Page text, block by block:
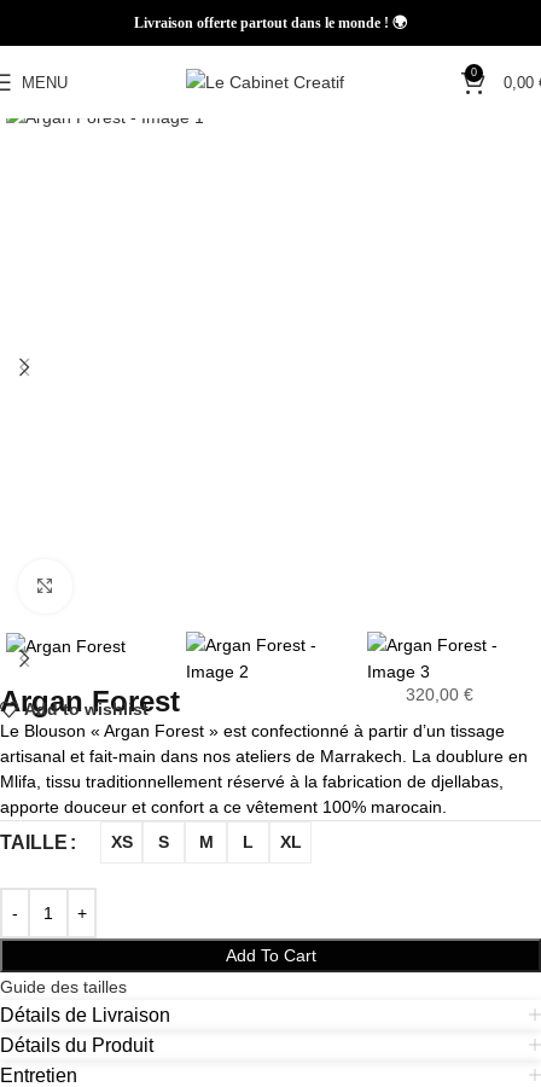
Livraison offerte partout dans le monde ! 🌍
MENU
0
0,00
Home COLLECTIONS TRAME BELDI Capsule 1.0 (PRIMAIRE)
Argan Forest 320,00 €
Add to wishlist
Le Blouson « Argan Forest » est confectionné à partir d’un tissage
artisanal et fait-main dans nos ateliers de Marrakech. La doublure en
Mlifa, tissu traditionnellement réservé à la fabrication de djellabas,
apporte douceur et confort a ce vêtement 100% marocain.
TAILLE XS S M L XL
Add To Cart
Guide des tailles
Détails de Livraison
Détails du Produit
Entretien